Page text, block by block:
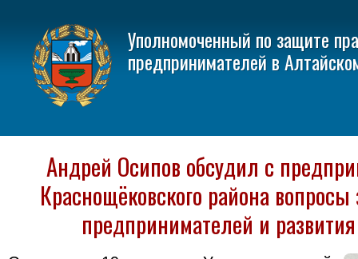
Уполномоченный по защите
предпринимателей в
Андрей Осипов обсудил с
Краснощёковского района
предпринимателей и